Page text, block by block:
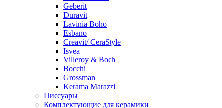
Geberit
Duravit
Lavinia Boho
Esbano
Creavit/ CeraStyle
Isvea
Villeroy & Boch
Bocchi
Grossman
Kerama Marazzi
Писсуары
Комплектующие для керамики